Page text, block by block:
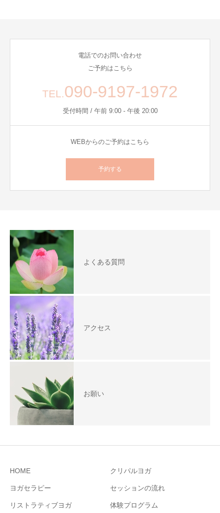
電話でのお問い合わせ
ご予約はこちら
TEL.090-9197-1972
受付時間 / 午前 9:00 - 午後 20:00
WEBからのご予約はこちら
予約する
よくある質問
アクセス
お願い
HOME クリパルヨガ
ヨガセラピー セッションの流れ
リストラティブヨガ 体験プログラム